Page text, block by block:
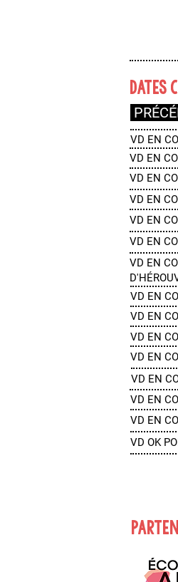
DATES
VD OK
VD EN
VD EN
VD EN
VD EN
VD EN
VD EN
VD EN
VD EN
VD EN
VD EN
VD EN
VD EN
VD EN
VD EN